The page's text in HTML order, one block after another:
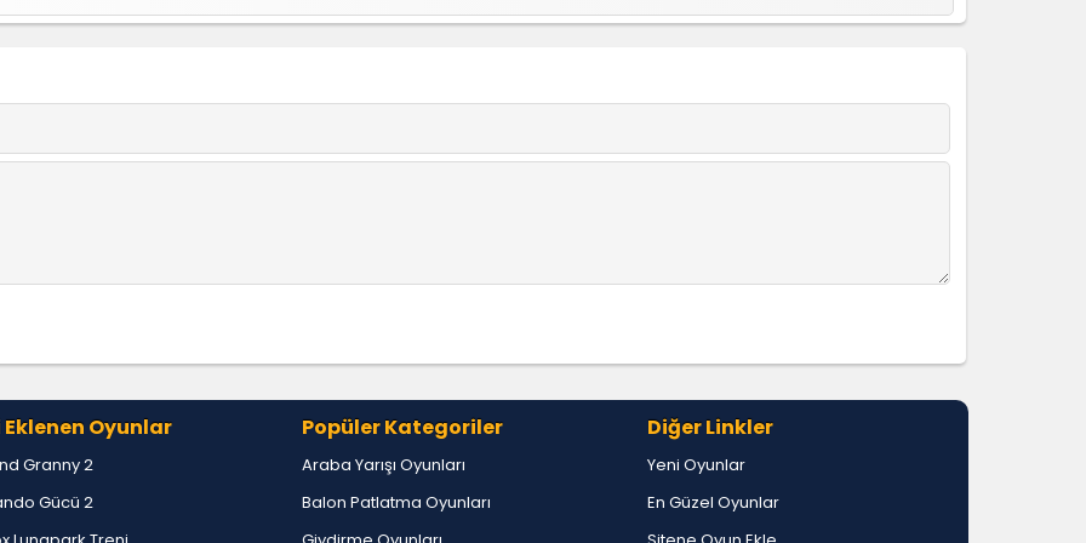
bir oyun
çalmak istiyorum çok güzelll,
Eklenen Oyunlar
Granny 2
Gücü 2
Popüler Kategoriler
Araba Yarışı Oyunları
Balon Patlatma Oyunları
Diğer Linkler
Yeni Oyunlar
En Güzel Oyunlar